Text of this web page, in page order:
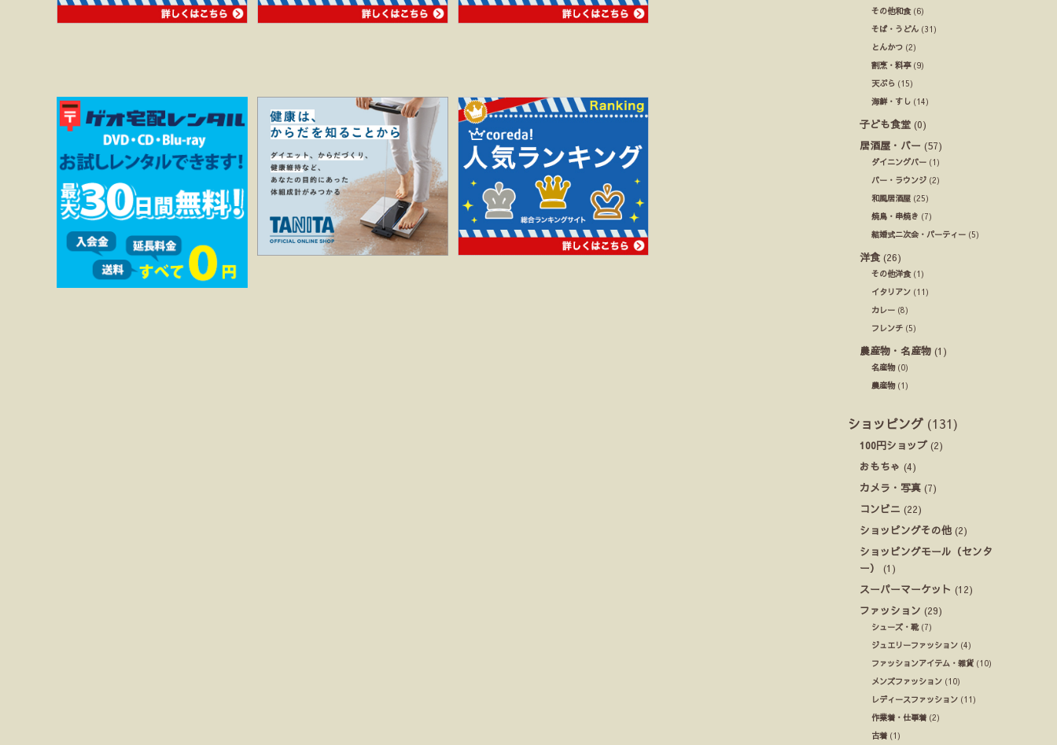
その他和食(6)
そば・うどん (31)
とんかつ (2)
割烹・料亭(9)
天ぷら (15)
海鮮・すし (14)
子ども食堂 (0)
居酒屋・バー (57)
ダイニングバー (1)
バー・ラウンジ (2)
和風居酒屋 (25)
焼鳥・串焼き (7)
結婚式ニ次会・パーティー (5)
洋食 (26)
その他洋食(1)
イタリアン (11)
カレー (8)
フレンチ (5)
農産物・名産物 (1)
名産物(0)
農産物(1)
ショッピング (131)
100円ショップ (2)
おもちゃ (4)
カメラ・写真 (7)
コンビニ (22)
ショッピングその他 (2)
ショッピングモール（センタ
ー）
(1)
スーパーマーケット (12)
ファッション (29)
シューズ・靴(7)
ジュエリーファッション (4)
ファッションアイテム・雑貨 (10)
メンズファッション (10)
レディースファッション (11)
作業着・仕事着 (2)
古着 (1)